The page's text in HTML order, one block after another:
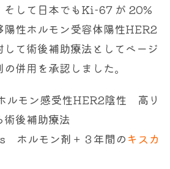
そして日本でもKi-67 が 20%
陽性ホルモン受容体陽性HER2
て術後補助療法としてベージ
併用を承認しました。
ルモン感受性HER2陰性 高リ
術後補助療法
ホルモン剤＋３年間のキスカ